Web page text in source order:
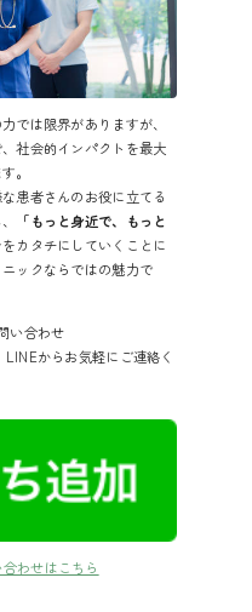
では限界がありますが、
社会的インパクトを最大
。
患者さんのお役に立てる
「もっと身近で、もっと
カタチにしていくことに
ックならではの魅力で
い合わせ
からお気軽にご連絡く
わせはこちら